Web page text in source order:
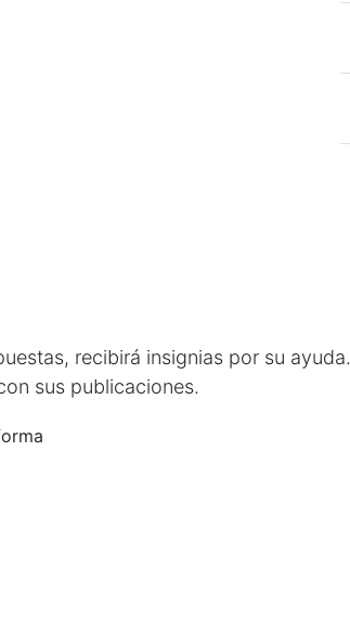
recibirá insignias por su ayuda.
sus publicaciones.